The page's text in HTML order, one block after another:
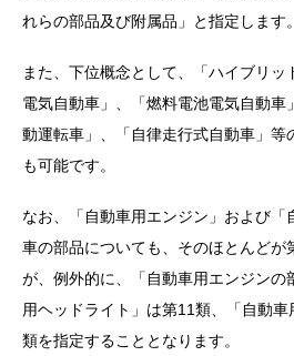
れらの部品及び附属品」と指定します。
また、下位概念として、「ハイブリ
電気自動車」、「燃料電池電気自動車
動運転車」、「自律走行式自動車」等
も可能です。
なお、「自動車用エンジン」および「
車の部品についても、そのほとんどが
が、例外的に、「自動車用エンジンの
用ヘッドライト」は第11類、「自動
類を指定することとなります。